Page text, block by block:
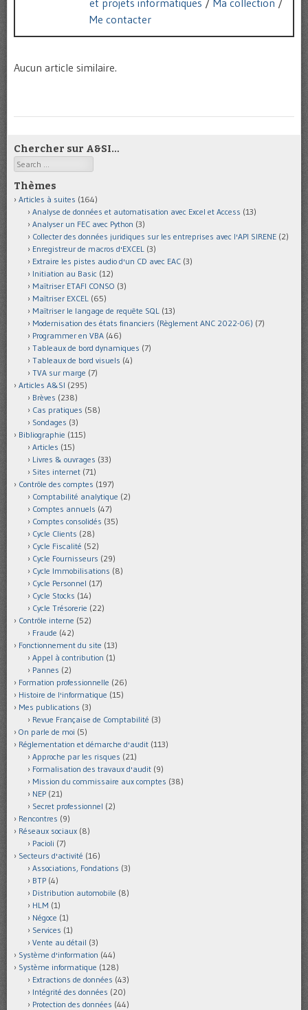
et projets informatiques / Ma collection /
Me contacter
Aucun article similaire.
Chercher sur A&SI…
Search
Thèmes
Articles à suites (164)
Analyse de données et automatisation avec Excel et Access (13)
Analyser un FEC avec Python (3)
Collecter des données juridiques sur les entreprises avec l'API SIRENE (2)
Enregistreur de macros d'EXCEL (3)
Extraire les pistes audio d'un CD avec EAC (3)
Initiation au Basic (12)
Maîtriser ETAFI CONSO (3)
Maîtriser EXCEL (65)
Maîtriser le langage de requête SQL (13)
Modernisation des états financiers (Règlement ANC 2022-06) (7)
Programmer en VBA (46)
Tableaux de bord dynamiques (7)
Tableaux de bord visuels (4)
TVA sur marge (7)
Articles A&SI (295)
Brèves (238)
Cas pratiques (58)
Sondages (3)
Bibliographie (115)
Articles (15)
Livres & ouvrages (33)
Sites internet (71)
Contrôle des comptes (197)
Comptabilité analytique (2)
Comptes annuels (47)
Comptes consolidés (35)
Cycle Clients (28)
Cycle Fiscalité (52)
Cycle Fournisseurs (29)
Cycle Immobilisations (8)
Cycle Personnel (17)
Cycle Stocks (14)
Cycle Trésorerie (22)
Contrôle interne (52)
Fraude (42)
Fonctionnement du site (13)
Appel à contribution (1)
Pannes (2)
Formation professionnelle (26)
Histoire de l'informatique (15)
Mes publications (3)
Revue Française de Comptabilité (3)
On parle de moi (5)
Réglementation et démarche d'audit (113)
Approche par les risques (21)
Formalisation des travaux d'audit (9)
Mission du commissaire aux comptes (38)
NEP (21)
Secret professionnel (2)
Rencontres (9)
Réseaux sociaux (8)
Pacioli (7)
Secteurs d'activité (16)
Associations, Fondations (3)
BTP (4)
Distribution automobile (8)
HLM (1)
Négoce (1)
Services (1)
Vente au détail (3)
Système d'information (44)
Système informatique (128)
Extractions de données (43)
Intégrité des données (20)
Protection des données (44)